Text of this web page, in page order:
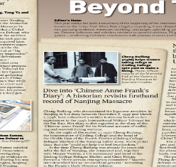
兼职研究人员
研究生和博士后
永远的怀念
基金项目
获奖